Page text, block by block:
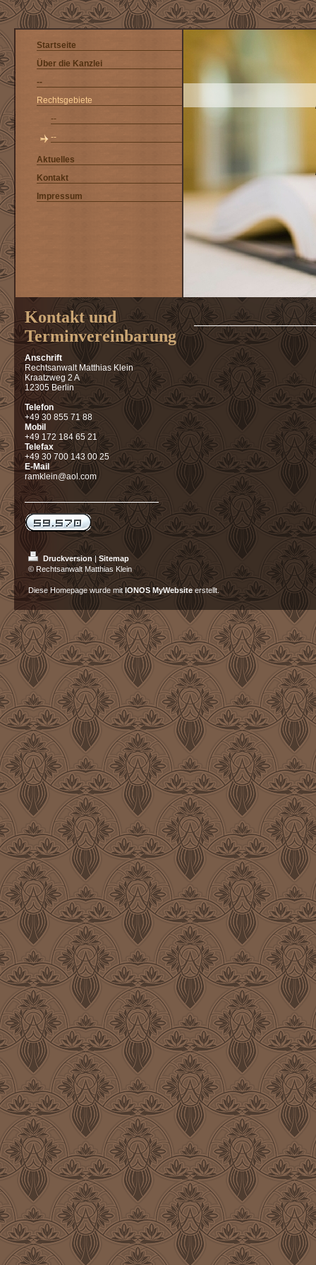
Startseite
Über die Kanzlei
--
Rechtsgebiete
--
--
Aktuelles
Kontakt
Impressum
Kontakt und
Terminvereinbarung
Anschrift
Rechtsanwalt Matthias Klein
Kraatzweg 2 A
12305 Berlin
Telefon
+49 30 855 71 88
Mobil
+49 172 184 65 21
Telefax
+49 30 700 143 00 25
E-Mail
ramklein@aol.com
Druckversion| Sitemap
© Rechtsanwalt Matthias Klein
Diese Homepage wurde mitIONOS MyWebsiteerstellt.